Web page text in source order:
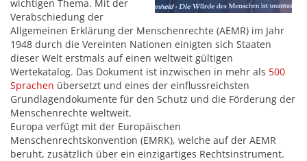
wichtigen Thema. Mit der
Verabschiedung der
Allgemeinen Erklärung der Menschenrechte (AEMR) im Jahr
1948 durch die Vereinten Nationen einigten sich Staaten
dieser Welt erstmals auf einen weltweit gültigen
Wertekatalog. Das Dokument ist inzwischen in mehr als 500
Sprachen übersetzt und eines der einflussreichsten
Grundlagendokumente für den Schutz und die Förderung der
Menschenrechte weltweit.
Europa verfügt mit der Europäischen
Menschenrechtskonvention (EMRK), welche auf der AEMR
beruht, zusätzlich über ein einzigartiges Rechtsinstrument.